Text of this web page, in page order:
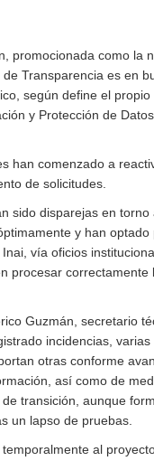
promocionada como la
Transparencia es en
según define el propio
y Protección de
han comenzado a
de solicitudes.
sido disparejas en torno
y han optado
vía oficios
procesar correctamente
Guzmán, secretario
incidencias,
otras conforme
así como de
transición, aunque
un lapso de pruebas.
al